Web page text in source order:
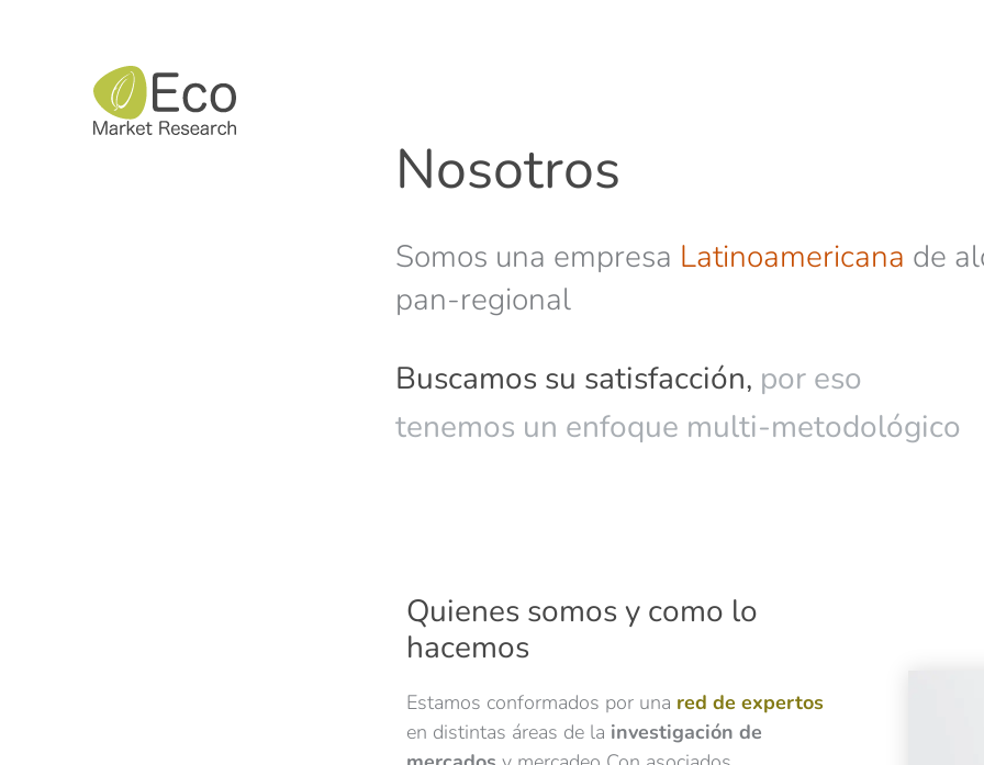
Nosotros
Somos una empresa Latinoamericana de
pan-regional
Buscamos su satisfacción, por eso
nos extendemos a lo largo de la región
Quienes somos y como lo
hacemos
Estamos conformados por una red de expertos
en distintas áreas de la investigación de